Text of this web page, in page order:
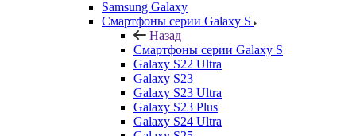
Samsung Galaxy
Смартфоны серии Galaxy S
Назад
Смартфоны серии Galaxy S
Galaxy S22 Ultra
Galaxy S23
Galaxy S23 Ultra
Galaxy S23 Plus
Galaxy S24 Ultra